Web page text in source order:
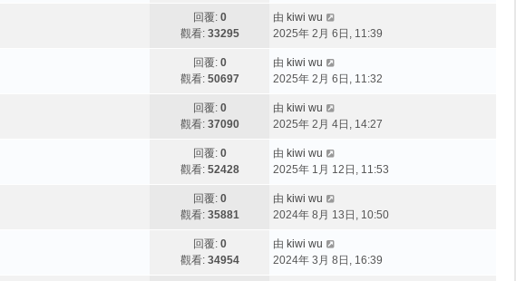
回覆: 0
觀看: 33295
由 kiwi wu
2025年 2月 6日, 11:39
回覆: 0
觀看: 50697
由 kiwi wu
2025年 2月 6日, 11:32
回覆: 0
觀看: 37090
由 kiwi wu
2025年 2月 4日, 14:27
回覆: 0
觀看: 52428
由 kiwi wu
2025年 1月 12日, 11:53
回覆: 0
觀看: 35881
由 kiwi wu
2024年 8月 13日, 10:50
回覆: 0
觀看: 34954
由 kiwi wu
2024年 3月 8日, 16:39